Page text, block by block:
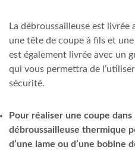
La débroussailleuse est
une tête de coupe à fils et
est également livrée avec un
qui vous permettra de
sécurité.
Pour réaliser une coupe dans
débroussailleuse thermique
d’une lame ou d’une bobine